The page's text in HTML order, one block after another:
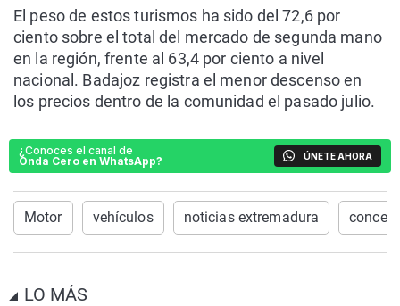
El peso de estos turismos ha sido del 72,6 por
ciento sobre el total del mercado de segunda mano
en la región, frente al 63,4 por ciento a nivel
nacional. Badajoz registra el menor descenso en
los precios dentro de la comunidad el pasado julio.
¿Conoces el canal de
Onda Cero en WhatsApp?
ÚNETE AHORA
Motor vehículos noticias extremadura
LO MÁS